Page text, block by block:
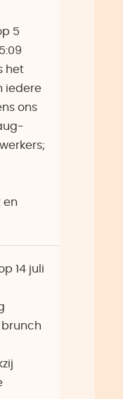
5
het
iedere
ons
en
14 juli